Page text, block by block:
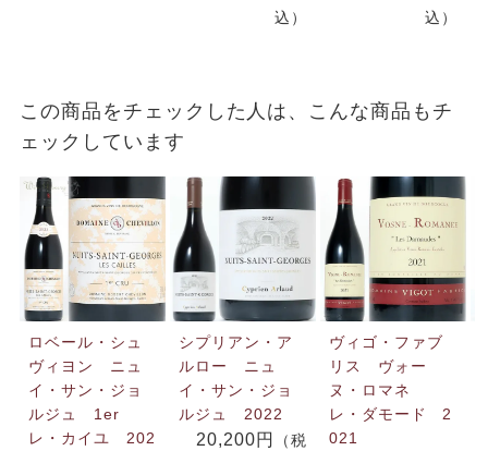
込）
込）
この商品をチェックした人は、こんな商品もチ
ェックしています
ロベール・シュ
ヴィヨン ニュ
イ・サン・ジョ
ルジュ 1er
レ・カイユ 202
シプリアン・ア
ルロー ニュ
イ・サン・ジョ
ルジュ 2022
20,200円
（税
ヴィゴ・ファブ
リス ヴォー
ヌ・ロマネ
レ・ダモード 2
021